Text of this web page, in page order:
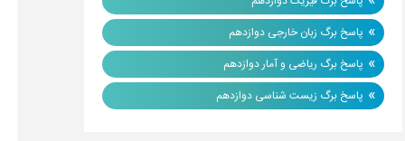
» پاسخ برگ زبان خارجی دوازدهم
» پاسخ برگ ریاضی و آمار دوازدهم
» پاسخ برگ زیست شناسی دوازدهم